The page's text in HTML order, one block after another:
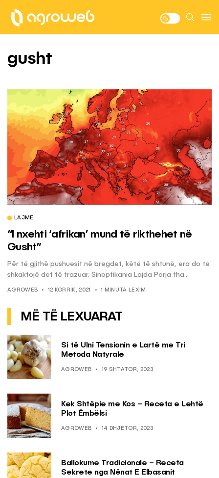
gusht
LAJME
“I nxehti ‘afrikan’ mund të rikthehet në
Gusht”
Për të gjithë pushuesit në bregdet, këtë të shtunë, era do të
shkaktojë det të trazuar. Sinoptikania Lajda Porja tha...
AGROWEB 12 KORRIK, 2021 1 MINUTA LEXIM
MË TË LEXUARAT
Si të Ulni Tensionin e Lartë me Tri
Metoda Natyrale
AGROWEB 19 SHTATOR, 2023
Kek Shtëpie me Kos – Receta e Lehtë
Plot Ëmbëlsi
AGROWEB 14 DHJETOR, 2023
Ballokume Tradicionale – Receta
Sekrete nga Nënat E Elbasanit